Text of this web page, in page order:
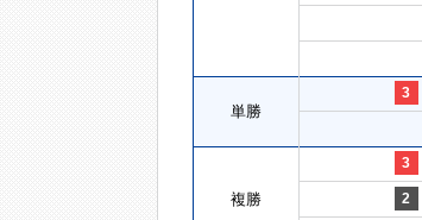
単勝
3
複勝
3
2